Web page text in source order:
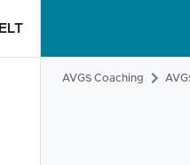
AVGS Coaching